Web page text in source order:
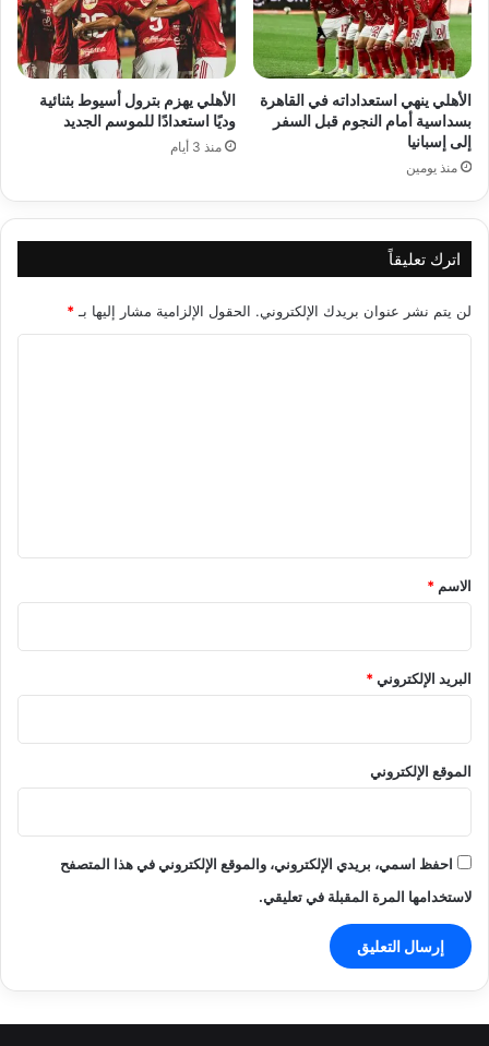
الأهلي ينهي استعداداته في القاهرة
بسداسية أمام النجوم قبل السفر
إلى إسبانيا
منذ يومين
الأهلي يهزم بترول أسيوط بثنائية
وديًا استعدادًا للموسم الجديد
منذ 3 أيام
اترك تعليقاً
لن يتم نشر عنوان بريدك الإلكتروني. الحقول الإلزامية مشار إليها بـ*
*
الاسم *
البريد الإلكتروني*
الموقع الإلكتروني
احفظ اسمي، بريدي الإلكتروني، والموقع الإلكتروني في هذا المتصفح
لاستخدامها المرة المقبلة في تعليقي.